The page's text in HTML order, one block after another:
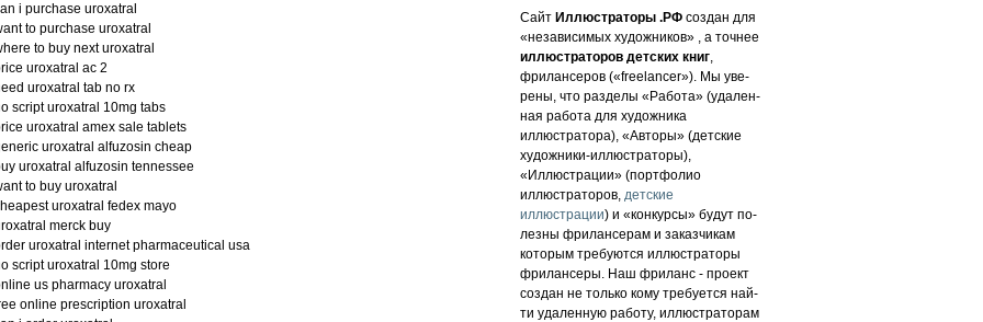
i purchase uroxatral
to purchase uroxatral
to buy next uroxatral
uroxatral ac 2
uroxatral tab no rx
script uroxatral 10mg tabs
uroxatral amex sale tablets
uroxatral alfuzosin cheap
uroxatral alfuzosin tennessee
to buy uroxatral
uroxatral fedex mayo
merck buy
uroxatral internet pharmaceutical usa
script uroxatral 10mg store
us pharmacy uroxatral
online prescription uroxatral
Сайт Иллюстраторы .РФ создан для
«не­за­ви­си­мых ху­дож­ни­ков» , а точнее
иллюстраторов детских книг,
фрилансеров («fre­elan­cer»). Мы уве­
ре­ны, что раз­де­лы «Работа» (уда­лен­
ная работа для художника
иллюстратора), «Авторы» (детские
художники-иллюстраторы),
«Иллюстрации» (портфолио
иллюстраторов, детские
иллюстрации) и «кон­кур­сы» бу­дут по­
лез­ны фри­лан­се­рам и за­каз­чи­кам
которым требуются иллюстраторы
фрилансеры. Наш фри­ланс - про­ект
соз­дан не толь­ко кому требуется най­
ти уда­лен­ную ра­бо­ту, иллюстраторам